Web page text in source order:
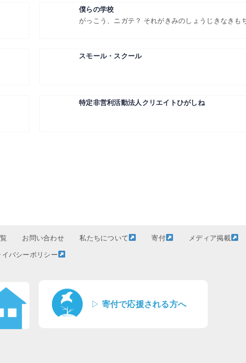
僕らの学校
がっこう、ニガテ？ それがきみのしょうじきなきも
スモール・スクール
特定非営利活動法人クリエイトひがしね
お問い合わせ 私たちについて 寄付 メディア掲載
イバシーポリシー
▷ 寄付で応援される方へ